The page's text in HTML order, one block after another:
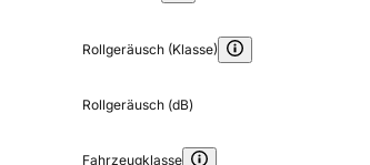
Rollgeräusch (Klasse)
Rollgeräusch (dB)
Fahrzeugklasse